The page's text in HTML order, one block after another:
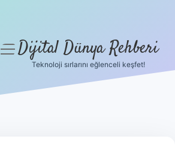
menüyüDijital Dünya Rehberi
Teknoloji sırlarını eğlenceli keşfet!